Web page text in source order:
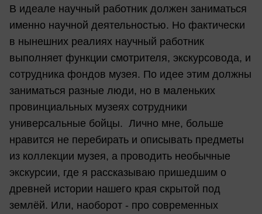
В идеале научный работник должен заниматься
именно научной деятельностью. Но фактически
в нынешних реалиях научный работник
выполняет функции смотрителя, экскурсовода, и
сотрудника фондов музея. По идее этим должны
заниматься разные люди, но в маленьких
провинциальных музеях сотрудники
универсальные бойцы. Лично мне, больше
нравится не перебирать и описывать предметы
из коллекции музея, а проводить необычные
экскурсии, где я рассказываю пришедшим о
древней истории нашего края скрытой под
землёй. Или, наоборот - про современных